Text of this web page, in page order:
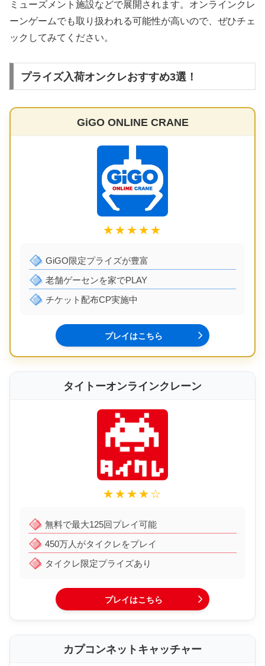
ミューズメント施設などで展開されます。オンラインクレ
ーンゲームでも取り扱われる可能性が高いので、ぜひチェ
ックしてみてください。
プライズ入荷オンクレおすすめ3選！
GiGO ONLINE CRANE
★★★★★
GiGO限定プライズが豊富
老舗ゲーセンを家でPLAY
チケット配布CP実施中
プレイはこちら
タイトーオンラインクレーン
★★★★☆
無料で最大125回プレイ可能
450万人がタイクレをプレイ
タイクレ限定プライズあり
プレイはこちら
カプコンネットキャッチャー